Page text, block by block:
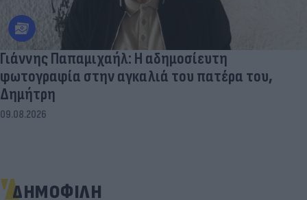
Γιάννης Παπαμιχαήλ: Η αδημοσίευτη
φωτογραφία στην αγκαλιά του πατέρα του,
Δημήτρη
09.08.2026
ΔΗΜΟΦΙΛΗ